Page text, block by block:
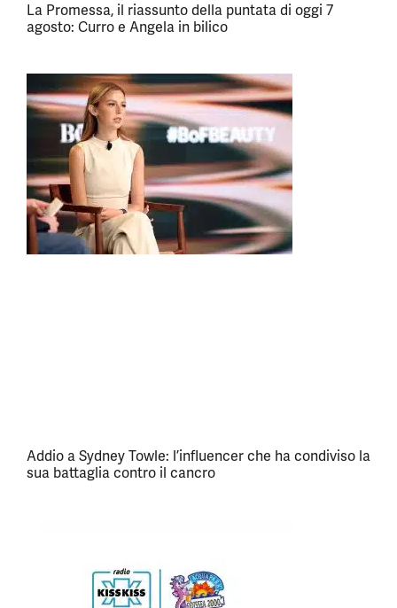
La Promessa, il riassunto della puntata di oggi 7
agosto: Curro e Angela in bilico
Addio a Sydney Towle: l’influencer che ha condiviso la
sua battaglia contro il cancro